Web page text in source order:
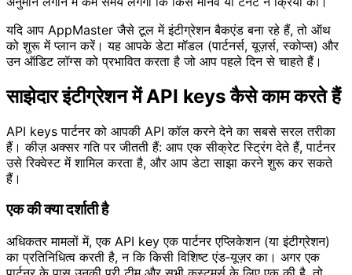
यदि आप AppMaster जैसे टूल में इंटीग्रेशन बैकएंड बना रहे हैं, तो ऑथ
को शुरू में प्लान करें। यह आपके डेटा मॉडल (पार्टनर्स, यूज़र्स, स्कोप्स) और
उन ऑडिट लॉग्स को प्रभावित करता है जो आप पहले दिन से चाहते हैं।
साझेदार इंटीग्रेशन में API keys कैसे काम करते हैं
API keys पार्टनर को आपकी API कॉल करने देने का सबसे सरल तरीका
हैं। कीज़ अक्सर गति पर जीतती हैं: आप एक सीक्रेट स्ट्रिंग देते हैं, पार्टनर
उसे रिक्वेस्ट में शामिल करता है, और आप डेटा साझा करने शुरू कर सकते
हैं।
एक की क्या दर्शाती है
अधिकतर मामलों में, एक API key एक पार्टनर एप्लिकेशन (या इंटीग्रेशन)
का प्रतिनिधित्व करती है, न कि किसी विशिष्ट एंड‑यूज़र का। अगर एक